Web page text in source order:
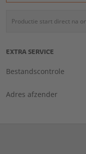
Productie start direct na
EXTRA SERVICE
Bestandscontrole
Adres afzender